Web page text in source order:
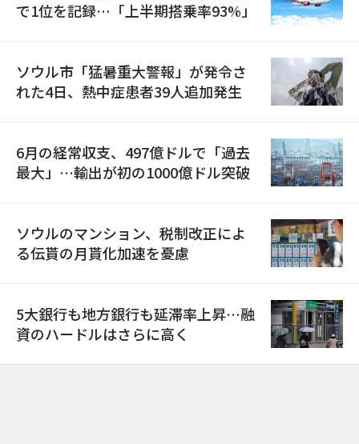
で1位を記録…「上半期搭乗率93%」
ソウル市「猛暑重大警報」が発令さ
れた4日、熱中症患者39人追加発生
6月の経常収支、497億ドルで「過去
最大」…輸出が初の1000億ドル突破
ソウルのマンション、税制改正によ
る伝貰の月貰化加速を憂慮
5大銀行も地方銀行も延滞率上昇…融
資のハードルはさらに高く